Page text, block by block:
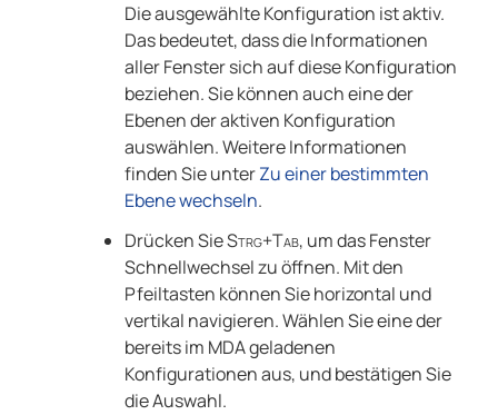
Die ausgewählte Konfiguration ist aktiv.
Das bedeutet, dass die Informationen
aller Fenster sich auf diese Konfiguration
beziehen. Sie können auch eine der
Ebenen der aktiven Konfiguration
auswählen. Weitere Informationen
finden Sie unterZu einer bestimmten
Ebene wechseln.
Drücken SieStrg+Tab, um das Fenster
Schnellwechsel zu öffnen. Mit den
Pfeiltasten können Sie horizontal und
vertikal navigieren. Wählen Sie eine der
bereits im MDAgeladenen
Konfigurationen aus, und bestätigen Sie
die Auswahl.